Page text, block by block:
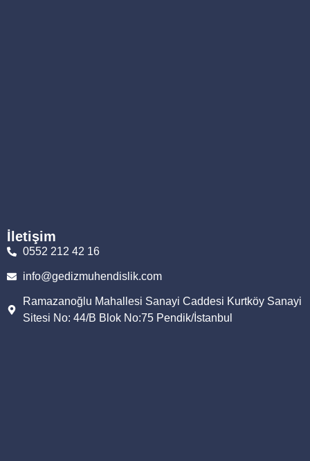
İletişim
0552 212 42 16
info@gedizmuhendislik.com
Ramazanoğlu Mahallesi Sanayi Caddesi Kurtköy Sanayi
Sitesi No: 44/B Blok No:75 Pendik/İstanbul